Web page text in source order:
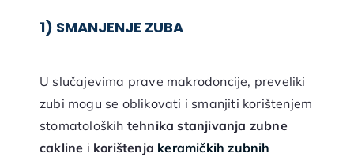
1) SMANJENJE ZUBA
U slučajevima prave makrodoncije, preveliki
zubi mogu se oblikovati i smanjiti korištenjem
stomatoloških tehnika stanjivanja zubne
cakline i korištenja keramičkih zubnih